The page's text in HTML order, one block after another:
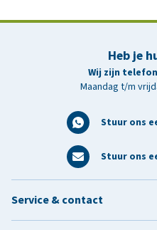
Heb je
Wij zijn
Maandag t/m
Stuur ons
Stuur ons
Service & contact